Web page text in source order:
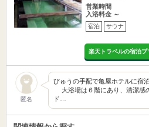
営業時間
入浴料金 ～
宿泊 サウナ
楽天トラベルの宿泊プ
匿名
びゅうの手配で亀屋ホテルに宿
大浴場は６階にあり、清潔感
ド…